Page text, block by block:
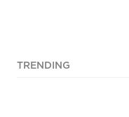
TRENDING